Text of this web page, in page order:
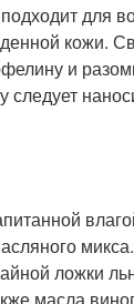
для
кожи.
и
ложки
масла